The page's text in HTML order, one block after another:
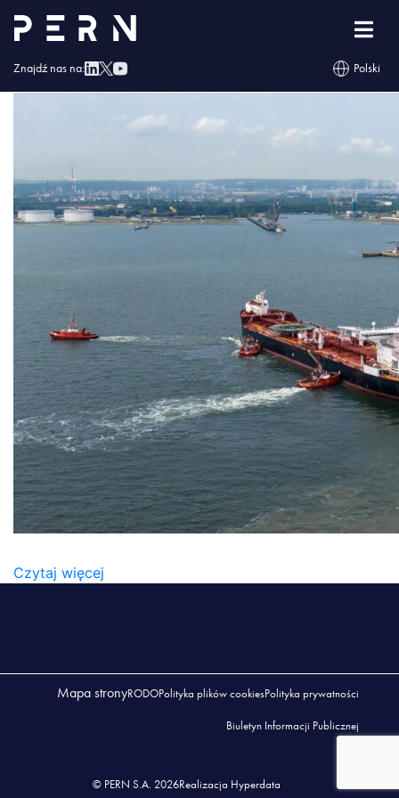
Znajdź nas na: Polski
2022_06_Naftoport (4)
Czytaj więcej
Mapa stronyRODOPolityka plików cookiesPolityka prywatności
Biuletyn Informacji Publicznej
© PERN S.A. 2026Realizacja Hyperdata